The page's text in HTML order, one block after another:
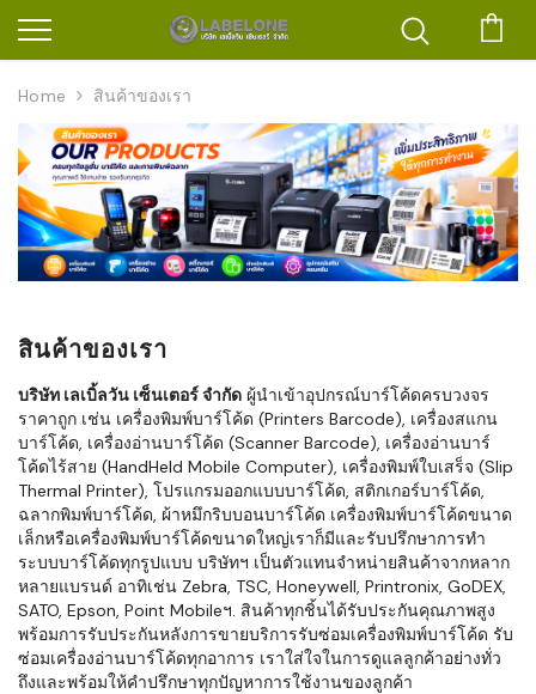
Home สินค้าของเรา
สินค้าของเรา
บริษัท เลเบิ้ลวัน เซ็นเตอร์ จำกัด ผู้นำเข้าอุปกรณ์บาร์โค้ดครบวงจร
ราคาถูก เช่น เครื่องพิมพ์บาร์โค้ด (Printers Barcode), เครื่องสแกน
บาร์โค้ด, เครื่องอ่านบาร์โค้ด (Scanner Barcode), เครื่องอ่านบาร์
โค้ดไร้สาย (HandHeld Mobile Computer), เครื่องพิมพ์ใบเสร็จ (Slip
Thermal Printer), โปรแกรมออกแบบบาร์โค้ด, สติกเกอร์บาร์โค้ด,
ฉลากพิมพ์บาร์โค้ด, ผ้าหมึกริบบอนบาร์โค้ด เครื่องพิมพ์บาร์โค้ดขนาด
เล็กหรือเครื่องพิมพ์บาร์โค้ดขนาดใหญ่เราก็มีและรับปรึกษาการทำ
ระบบบาร์โค้ดทุกรูปแบบ บริษัทฯ เป็นตัวแทนจำหน่ายสินค้าจากหลาก
หลายแบรนด์ อาทิเช่น Zebra, TSC, Honeywell, Printronix, GoDEX,
SATO, Epson, Point Mobileฯ. สินค้าทุกชิ้นได้รับประกันคุณภาพสูง
พร้อมการรับประกันหลังการขายบริการรับซ่อมเครื่องพิมพ์บาร์โค้ด รับ
ซ่อมเครื่องอ่านบาร์โค้ดทุกอาการ เราใส่ใจในการดูแลลูกค้าอย่างทั่ว
ถึงและพร้อมให้คำปรึกษาทุกปัญหาการใช้งานของลูกค้า